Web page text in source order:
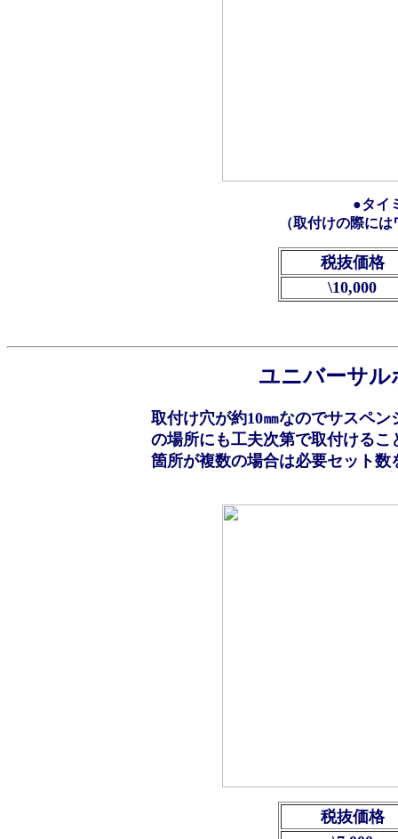
●タイ
（取付けの際に
税抜価格
\10,000
ユニバーサ
取付け穴が約10㎜なのでサスペ
の場所にも工夫次第で取付ける
箇所が複数の場合は必要セット数
税抜価格